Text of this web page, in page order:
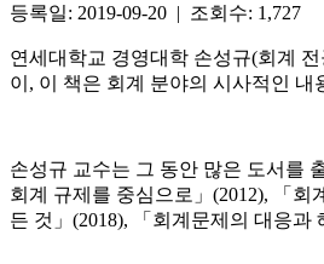
등록일: 2019-09-20 | 조회수: 1,727
연세대학교 경영대학 손성규(회계 전
이 , 이 책은 회계 분야의 시사적인 내
손성규 교수는 그 동안 많은 도서를
회계 규제를 중심으로」(2012), 「회
든 것」(2018), 「회계문제의 대응과